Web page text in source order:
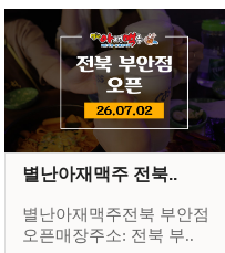
별난아재맥주 전북..
별난아재맥주전북 부안점
오픈매장주소: 전북 부..